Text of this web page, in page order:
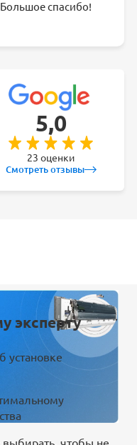
спасибо!
5,0
23 оценки
Смотреть отзывы
эксперту
установке